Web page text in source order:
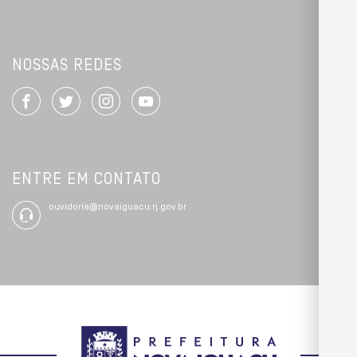
NOSSAS REDES
ENTRE EM CONTATO
ouvidoria@novaiguacu.rj.gov.br